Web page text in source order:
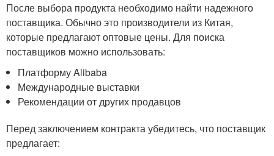
После выбора продукта необходимо найти надежного
поставщика. Обычно это производители из Китая,
которые предлагают оптовые цены. Для поиска
поставщиков можно использовать:
Платформу Alibaba
Международные выставки
Рекомендации от других продавцов
Перед заключением контракта убедитесь, что поставщик
предлагает: